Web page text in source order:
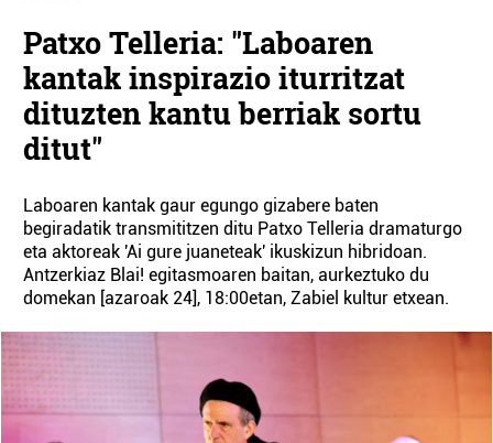
Patxo Telleria: "Laboaren
kantak inspirazio iturritzat
dituzten kantu berriak sortu
ditut"
Laboaren kantak gaur egungo gizabere baten
begiradatik transmititzen ditu Patxo Telleria dramaturgo
eta aktoreak 'Ai gure juaneteak' ikuskizun hibridoan.
Antzerkiaz Blai! egitasmoaren baitan, aurkeztuko du
domekan [azaroak 24], 18:00etan, Zabiel kultur etxean.